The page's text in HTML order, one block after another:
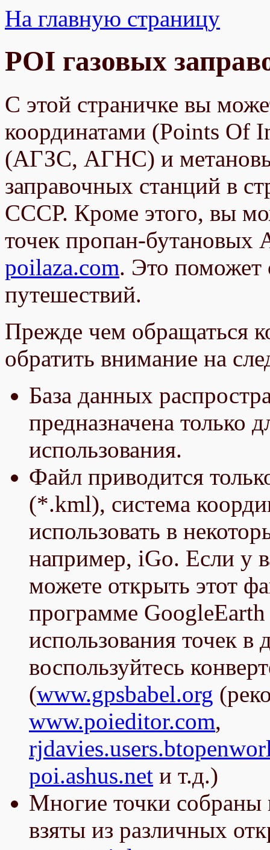
На главную страницу
POI газовых
С этой страничке вы
координатами (Points Of
(АГЗС, АГНС) и
заправочных станций в
СССР. Кроме этого, вы
точек пропан-бутановых
poilaza.com. Это поможет
путешествий.
Прежде чем обращаться
обратить внимание на
База данных
предназначена только
использования.
Файл приводится
(*.kml), система
использовать в
например, iGo. Если у
можете открыть этот
программе
использования точек
воспользуйтесь
(www.gpsbabel.org
www.poieditor.com,
poi.ashus.net и т.д.)
Многие точки
взяты из различных